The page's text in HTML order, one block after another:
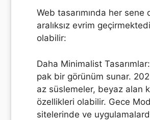
Web tasarımında her
aralıksız evrim
olabilir:
Daha Minimalist
pak bir görünüm sunar.
az süslemeler, beyaz alan
özellikleri olabilir. Gece
sitelerinde ve